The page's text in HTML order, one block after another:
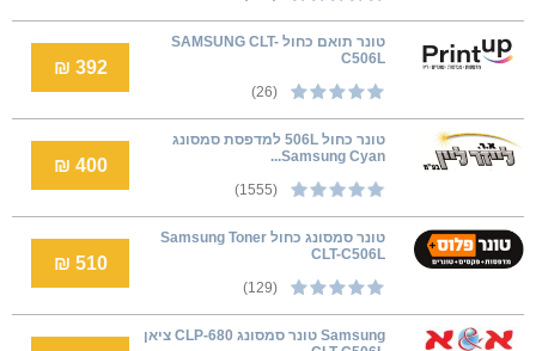
טונר תואם כחול SAMSUNG CLT-
C506L
(26)
392 ₪
טונר כחול 506L למדפסת סמסונג
Samsung Cyan...
(1555)
400 ₪
טונר סמסונג כחול Samsung Toner
CLT-C506L
(129)
510 ₪
Samsung טונר סמסונג CLP-680 ציאן